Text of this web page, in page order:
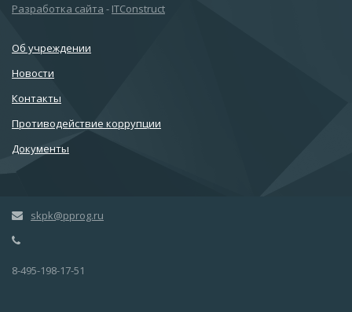
Разработка сайта - ITConstruct
Об учреждении
Новости
Контакты
Противодействие коррупции
Документы
skpk@pprog.ru
8-495-198-17-51